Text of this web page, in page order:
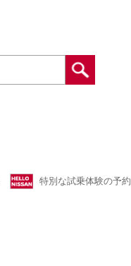
特別な試乗体験の予約